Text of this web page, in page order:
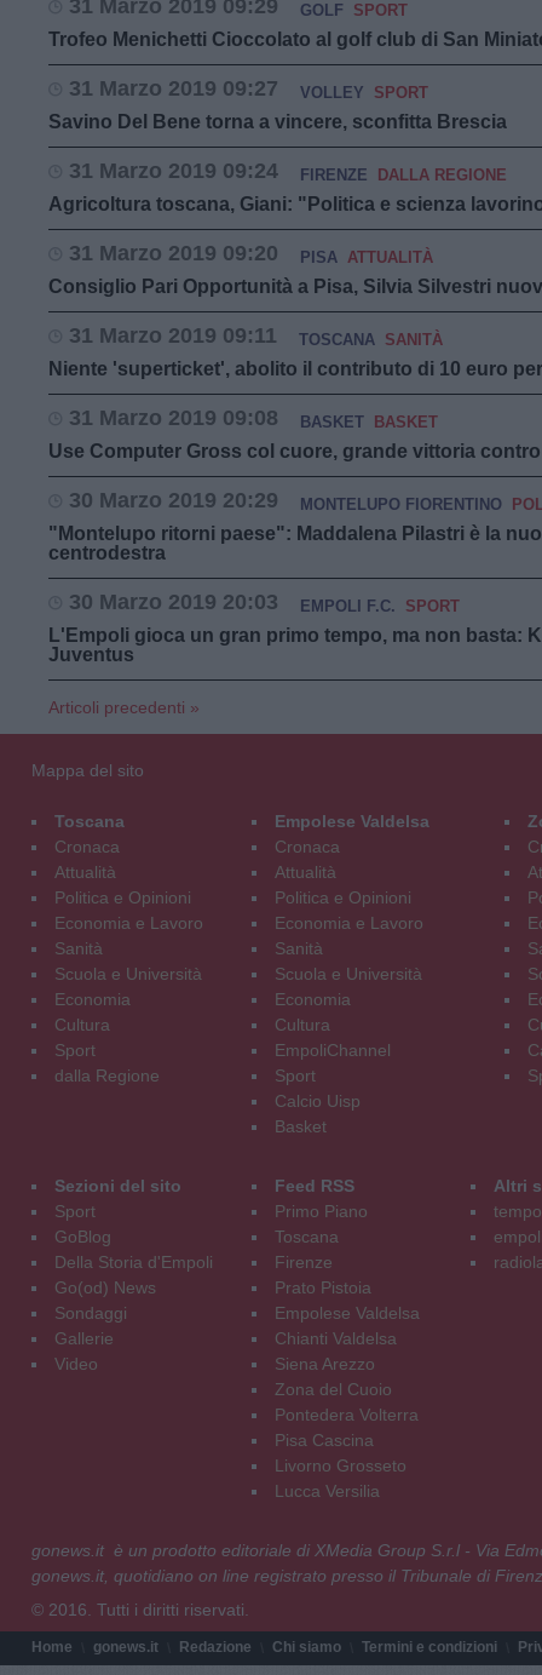
31 Marzo 2019 09:29 GOLF SPORT
Trofeo Menichetti Cioccolato al golf club di San
31 Marzo 2019 09:27 VOLLEY SPORT
Savino Del Bene torna a vincere, sconfitta Brescia
31 Marzo 2019 09:24 FIRENZE DALLA REGIONE
Agricoltura toscana, Giani: "Politica e scienza
31 Marzo 2019 09:20 PISA ATTUALITÀ
Consiglio Pari Opportunità a Pisa, Silvia Silvestri
31 Marzo 2019 09:11 TOSCANA SANITÀ
Niente 'superticket', abolito il contributo di 10 euro
31 Marzo 2019 09:08 BASKET BASKET
Use Computer Gross col cuore, grande vittoria
30 Marzo 2019 20:29 MONTELUPO FIORENTINO
"Montelupo ritorni paese": Maddalena Pilastri è la
centrodestra
30 Marzo 2019 20:03 EMPOLI F.C. SPORT
L'Empoli gioca un gran primo tempo, ma non basta:
Juventus
Articoli precedenti »
Mappa del sito
Toscana
Cronaca
Attualità
Politica e Opinioni
Economia e Lavoro
Sanità
Scuola e Università
Economia
Cultura
Sport
dalla Regione
Empolese Valdelsa
Cronaca
Attualità
Politica e Opinioni
Economia e Lavoro
Sanità
Scuola e Università
Economia
Cultura
EmpoliChannel
Sport
Calcio Uisp
Basket
Sezioni del sito
Sport
GoBlog
Della Storia d'Empoli
Go(od) News
Sondaggi
Gallerie
Video
Feed RSS
Primo Piano
Toscana
Firenze
Prato Pistoia
Empolese Valdelsa
Chianti Valdelsa
Siena Arezzo
Zona del Cuoio
Pontedera Volterra
Pisa Cascina
Livorno Grosseto
Lucca Versilia
Altri
gonews.it è un prodotto editoriale di XMedia Group S.r.l - Via
gonews.it, quotidiano on line registrato presso il Tribunale di
© 2016. Tutti i diritti riservati.
Home gonews.it Redazione Chi siamo Termini e condizioni